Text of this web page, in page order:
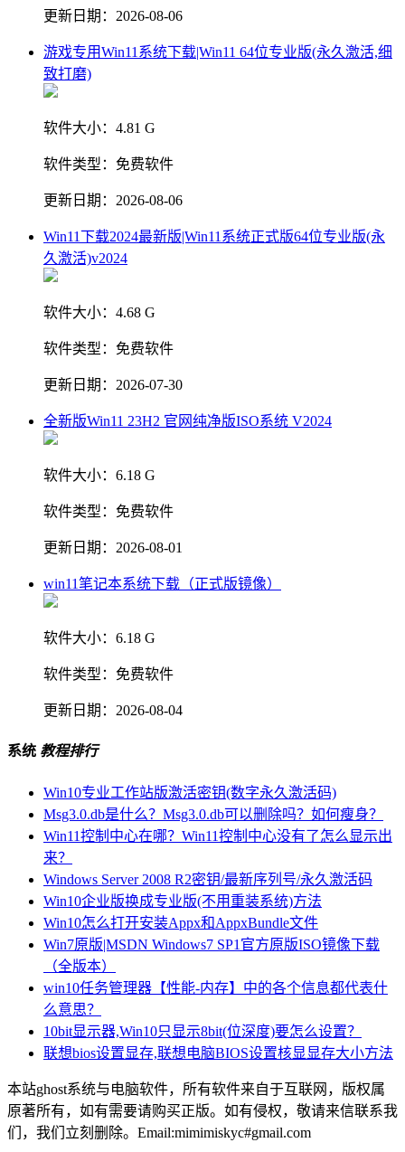
更新日期： 2026-08-06
游戏专用Win11系统下载|Win11 64位专业版(永久激活,细
致打磨)
软件大小： 4.81 G
软件类型： 免费软件
更新日期： 2026-08-06
Win11下载2024最新版|Win11系统正式版64位专业版(永
久激活)v2024
软件大小： 4.68 G
软件类型： 免费软件
更新日期： 2026-07-30
全新版Win11 23H2 官网纯净版ISO系统 V2024
软件大小： 6.18 G
软件类型： 免费软件
更新日期： 2026-08-01
win11笔记本系统下载（正式版镜像）
软件大小： 6.18 G
软件类型： 免费软件
更新日期： 2026-08-04
系统 教程排行
Win10专业工作站版激活密钥(数字永久激活码)
Msg3.0.db是什么？Msg3.0.db可以删除吗？如何瘦身？
Win11控制中心在哪？Win11控制中心没有了怎么显示出
来？
Windows Server 2008 R2密钥/最新序列号/永久激活码
Win10企业版换成专业版(不用重装系统)方法
Win10怎么打开安装Appx和AppxBundle文件
Win7原版|MSDN Windows7 SP1官方原版ISO镜像下载
（全版本）
win10任务管理器【性能-内存】中的各个信息都代表什
么意思？
10bit显示器,Win10只显示8bit(位深度)要怎么设置？
联想bios设置显存,联想电脑BIOS设置核显显存大小方法
本站ghost系统与电脑软件，所有软件来自于互联网，版权属
原著所有，如有需要请购买正版。如有侵权，敬请来信联系我
们，我们立刻删除。Email:mimimiskyc#gmail.com